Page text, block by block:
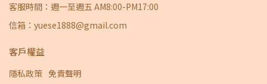
客服時間：週一至週五 AM8:00-PM17:00
信箱：yuese1888@gmail.com
客戶權益
隱私政策 免責聲明